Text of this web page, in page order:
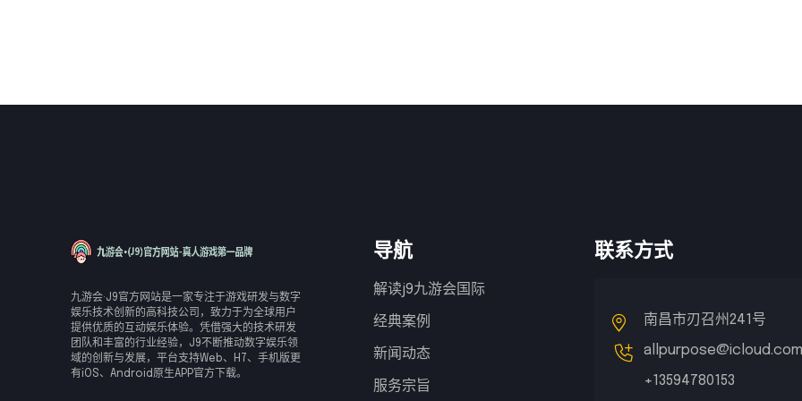
九游会·J9官方网站是一家专注于游戏研发与数字
娱乐技术创新的高科技公司，致力于为全球用户
提供优质的互动娱乐体验。凭借强大的技术研发
团队和丰富的行业经验，J9不断推动数字娱乐领
域的创新与发展，平台支持Web、H7、手机版更
有iOS、Android原生APP官方下载。
导航
解读j9九游会国际
经典案例
新闻动态
服务宗旨
联系方式
南昌市刃召州241号
allpurpose@icloud.com
+13594780153